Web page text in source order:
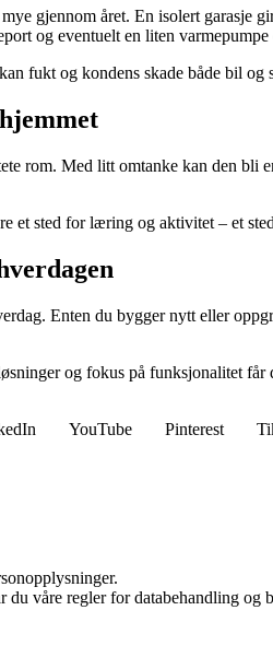
gjennom året. En isolert garasje
og eventuelt en liten
fukt og kondens skade både bil
rom. Med litt omtanke kan den bli
et sted for læring og aktivitet – et
Enten du bygger nytt eller
og fokus på funksjonalitet
YouTube Pinterest
du våre regler for databehandling